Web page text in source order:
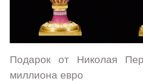
Подарок от Николая
миллиона евро